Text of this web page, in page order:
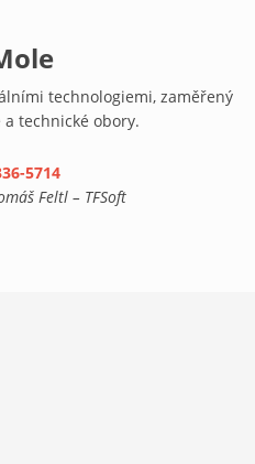
technologiemi, zaměřený
technické obory.
5714(link is external)
Feltl – TFSoft